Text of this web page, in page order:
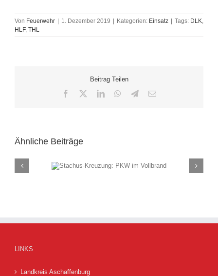
Von Feuerwehr | 1. Dezember 2019 | Kategorien: Einsatz | Tags: DLK,
HLF, THL
Beitrag Teilen
Facebook LinkedInWhatsApp
Telegram
E-
Ähnliche Beiträge
PKW im
LINKS
Landkreis Aschaffenburg